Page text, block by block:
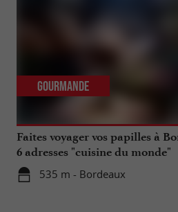
Faites voyager vos papilles à
6 adresses "cuisine du monde"
535 m - Bordeaux
Gourmande